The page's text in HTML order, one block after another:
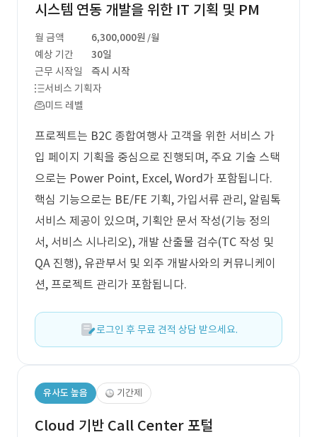
시스템 연동 개발을 위한 IT 기획 및 PM
월 금액 6,300,000원 /월
예상 기간
30일
근무 시작일
즉시 시작
서비스 기획자
미드 레벨
프로젝트는 B2C 종합여행사 고객을 위한 서비스 가
입 페이지 기획을 중심으로 진행되며, 주요 기술 스택
으로는 Power Point, Excel, Word가 포함됩니다.
핵심 기능으로는 BE/FE 기획, 가입서류 관리, 알림톡
서비스 제공이 있으며, 기획안 문서 작성(기능 정의
서, 서비스 시나리오), 개발 산출물 검수(TC 작성 및
QA 진행), 유관부서 및 외주 개발사와의 커뮤니케이
션, 프로젝트 관리가 포함됩니다.
로그인 후 무료 견적 상담 받으세요.
유사도 높음 기간제
Cloud 기반 Call Center 포털